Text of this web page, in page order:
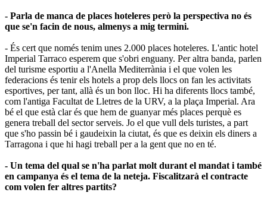
- Parla de manca de places hoteleres però la perspectiva no és
que se'n facin de nous, almenys a mig termini.
- És cert que només tenim unes 2.000 places hoteleres. L'antic hotel
Imperial Tarraco esperem que s'obri enguany. Per altra banda, parlen
del turisme esportiu a l'Anella Mediterrània i el que volen les
federacions és tenir els hotels a prop dels llocs on fan les activitats
esportives, per tant, allà és un bon lloc. Hi ha diferents llocs també,
com l'antiga Facultat de Lletres de la URV, a la plaça Imperial. Ara
bé el que està clar és que hem de guanyar més places perquè es
genera treball del sector serveis. Jo el que vull dels turistes, a part
que s'ho passin bé i gaudeixin la ciutat, és que es deixin els diners a
Tarragona i que hi hagi treball per a la gent que no en té.
- Un tema del qual se n'ha parlat molt durant el mandat i també
en campanya és el tema de la neteja. Fiscalitzarà el contracte
com volen fer altres partits?